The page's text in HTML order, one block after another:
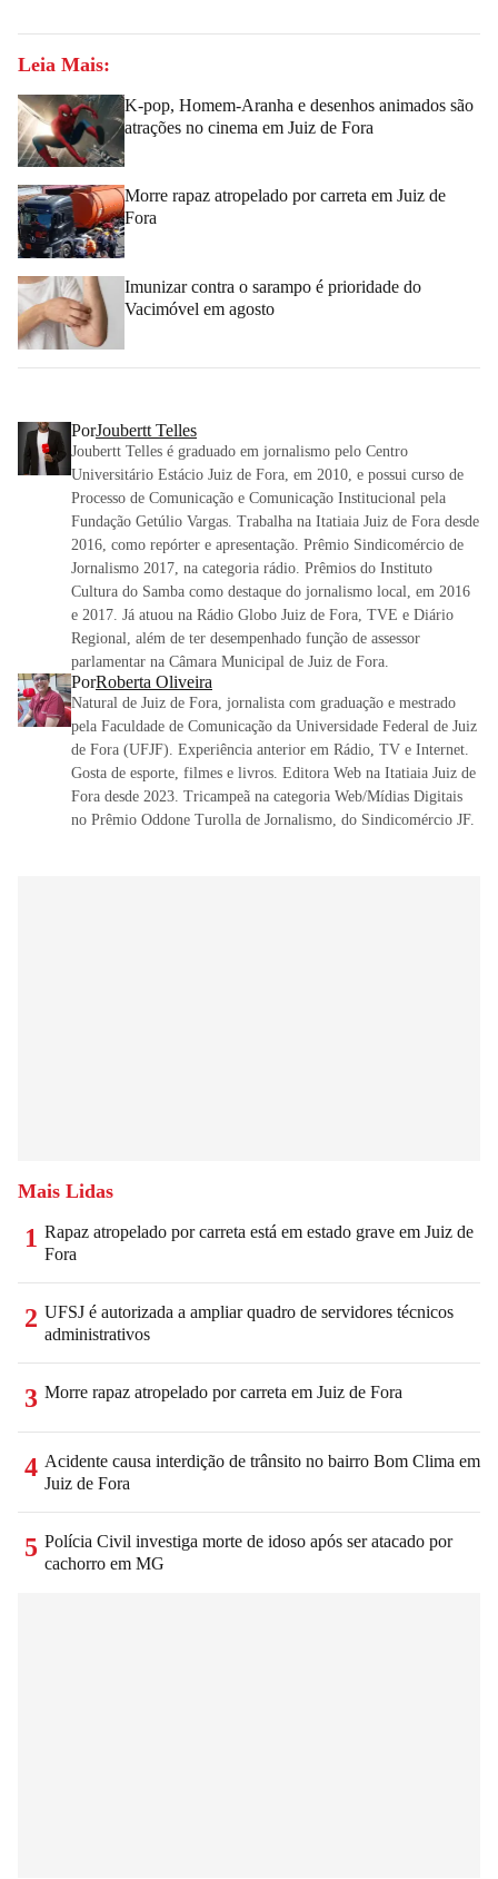
Leia Mais:
K-pop, Homem-Aranha e desenhos animados são
atrações no cinema em Juiz de Fora
Morre rapaz atropelado por carreta em Juiz de
Fora
Imunizar contra o sarampo é prioridade do
Vacimóvel em agosto
PorJoubertt Telles
Joubertt Telles é graduado em jornalismo pelo Centro
Universitário Estácio Juiz de Fora, em 2010, e possui curso de
Processo de Comunicação e Comunicação Institucional pela
Fundação Getúlio Vargas. Trabalha na Itatiaia Juiz de Fora desde
2016, como repórter e apresentação. Prêmio Sindicomércio de
Jornalismo 2017, na categoria rádio. Prêmios do Instituto
Cultura do Samba como destaque do jornalismo local, em 2016
e 2017. Já atuou na Rádio Globo Juiz de Fora, TVE e Diário
Regional, além de ter desempenhado função de assessor
parlamentar na Câmara Municipal de Juiz de Fora.
PorRoberta Oliveira
Natural de Juiz de Fora, jornalista com graduação e mestrado
pela Faculdade de Comunicação da Universidade Federal de Juiz
de Fora (UFJF). Experiência anterior em Rádio, TV e Internet.
Gosta de esporte, filmes e livros. Editora Web na Itatiaia Juiz de
Fora desde 2023. Tricampeã na categoria Web/Mídias Digitais
no Prêmio Oddone Turolla de Jornalismo, do Sindicomércio JF.
Mais Lidas
1 Rapaz atropelado por carreta está em estado grave em Juiz de
Fora
2 UFSJ é autorizada a ampliar quadro de servidores técnicos
administrativos
3 Morre rapaz atropelado por carreta em Juiz de Fora
4 Acidente causa interdição de trânsito no bairro Bom Clima em
Juiz de Fora
5 Polícia Civil investiga morte de idoso após ser atacado por
cachorro em MG